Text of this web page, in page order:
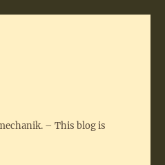
– This blog is